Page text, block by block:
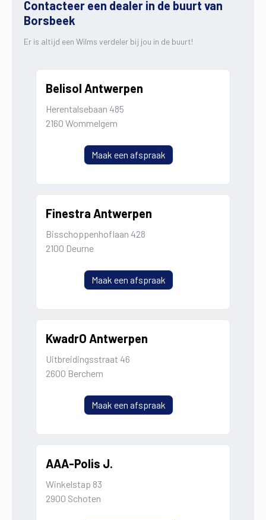
Contacteer een dealer in de buurt van
Borsbeek
Er is altijd een Wilms verdeler bij jou in de buurt!
Belisol Antwerpen
Herentalsebaan 485
2160 Wommelgem
Maak een afspraak
Finestra Antwerpen
Bisschoppenhoflaan 428
2100 Deurne
Maak een afspraak
KwadrO Antwerpen
Uitbreidingsstraat 46
2600 Berchem
Maak een afspraak
AAA-Polis J.
Winkelstap 83
2900 Schoten